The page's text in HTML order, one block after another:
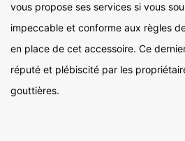
vous propose ses services si vous
impeccable et conforme aux règles
en place de cet accessoire. Ce
réputé et plébiscité par les
gouttières.